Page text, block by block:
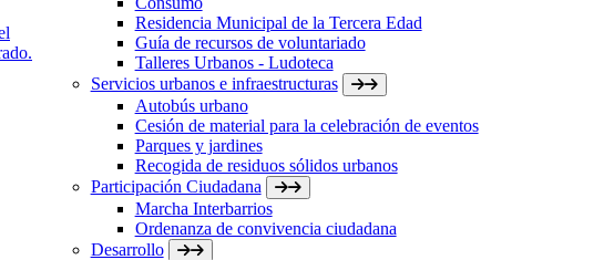
Residencia Municipal de la Tercera Edad
Guía de recursos de voluntariado
Talleres Urbanos - Ludoteca
Servicios urbanos e infraestructuras
Autobús urbano
Cesión de material para la celebración de eventos
Parques y jardines
Recogida de residuos sólidos urbanos
Participación Ciudadana
Marcha Interbarrios
Ordenanza de convivencia ciudadana
Desarrollo